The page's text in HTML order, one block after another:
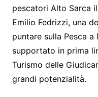
pescatori Alto Sarca
Emilio Fedrizzi, una
puntare sulla Pesca
supportato in prima
Turismo delle
grandi potenzialità.